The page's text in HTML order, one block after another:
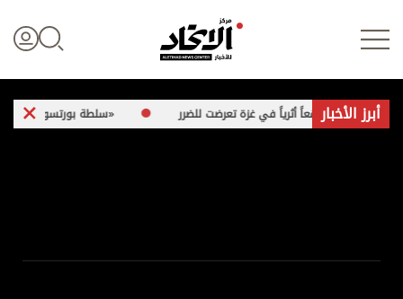
علوم الدار
أبرز الأخبار «سلطة بورتسودان».. ممارسات